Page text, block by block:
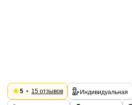
5 15 отзывов Индивидуальная